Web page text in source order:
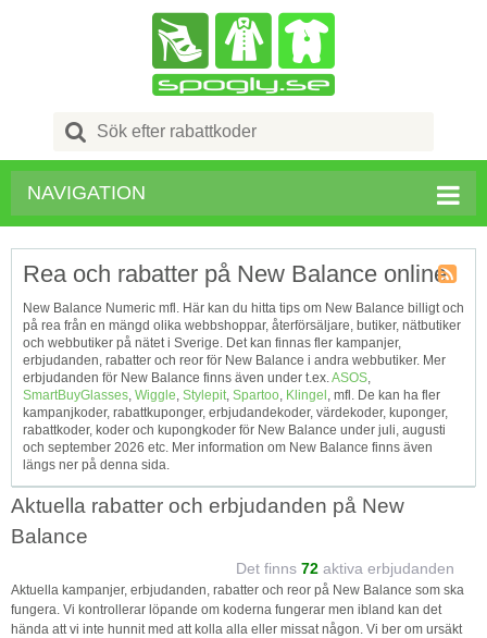
Search
for:
NAVIGATION
Tagg
Rea och rabatter på New Balance online
New Balance Numeric mfl. Här kan du hitta tips om New Balance billigt och
på rea från en mängd olika webbshoppar, återförsäljare, butiker, nätbutiker
och webbutiker på nätet i Sverige. Det kan finnas fler kampanjer,
erbjudanden, rabatter och reor för New Balance i andra webbutiker. Mer
erbjudanden för New Balance finns även under t.ex.ASOS,
SmartBuyGlasses, Wiggle, Stylepit, Spartoo, Klingel , mfl. De kan ha fler
kampanjkoder, rabattkuponger, erbjudandekoder, värdekoder, kuponger,
rabattkoder, koder och kupongkoder för New Balance under juli, augusti
och september 2026 etc. Mer information om New Balance finns även
längs ner på denna sida.
Aktuella rabatter och erbjudanden på New
Balance
Det finns 72 aktiva erbjudanden
Aktuella kampanjer, erbjudanden, rabatter och reor på New Balance som ska
fungera. Vi kontrollerar löpande om koderna fungerar men ibland kan det
hända att vi inte hunnit med att kolla alla eller missat någon. Vi ber om ursäkt